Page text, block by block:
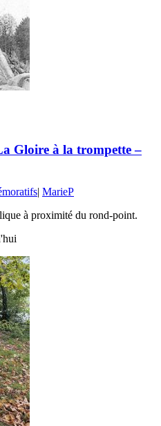
Gloire à la trompette –
| MarieP
à proximité du rond-point.